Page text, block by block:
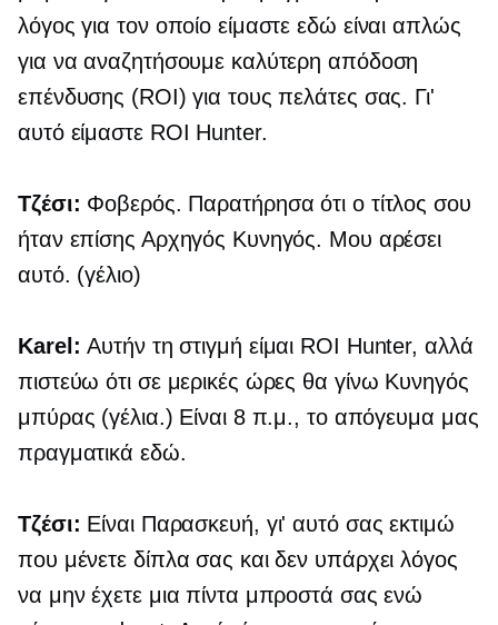
λόγος για τον οποίο είμαστε εδώ είναι απλώς
για να αναζητήσουμε καλύτερη απόδοση
επένδυσης (ROI) για τους πελάτες σας. Γι'
αυτό είμαστε ROI Hunter.
Τζέσι: Φοβερός. Παρατήρησα ότι ο τίτλος σου
ήταν επίσης Αρχηγός Κυνηγός. Μου αρέσει
αυτό. (γέλιο)
Karel: Αυτήν τη στιγμή είμαι ROI Hunter, αλλά
πιστεύω ότι σε μερικές ώρες θα γίνω Κυνηγός
μπύρας (γέλια.) Είναι 8 π.μ., το απόγευμα μας
πραγματικά εδώ.
Τζέσι: Είναι Παρασκευή, γι' αυτό σας εκτιμώ
που μένετε δίπλα σας και δεν υπάρχει λόγος
να μην έχετε μια πίντα μπροστά σας ενώ